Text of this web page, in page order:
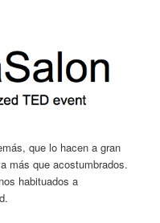
que lo hacen a gran
más que acostumbrados.
habituados a